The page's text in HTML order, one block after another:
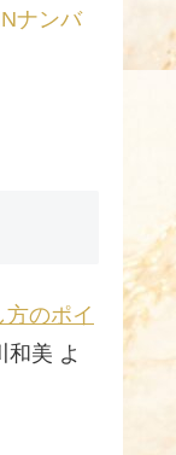
ナンバ
のポイ
和美 よ